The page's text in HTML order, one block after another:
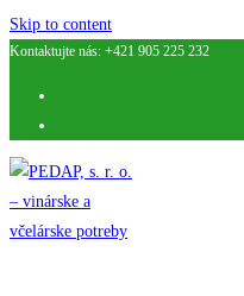
Skip to content
Kontaktujte nás: +421 905 225 232